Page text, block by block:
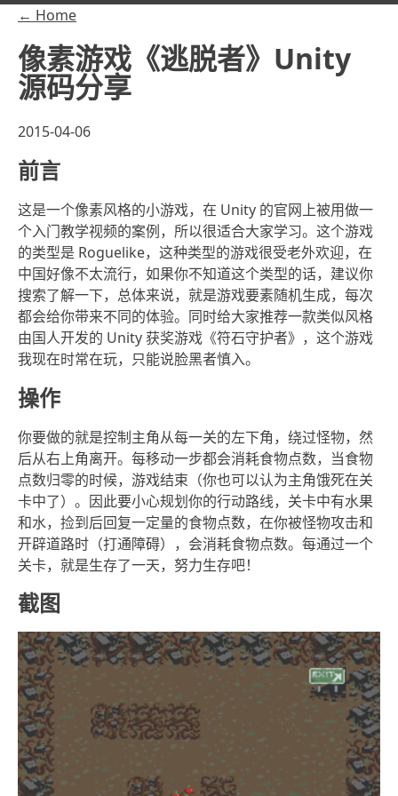
← Home
像素游戏《逃脱者》Unity
源码分享
2015-04-06
前言
这是一个像素风格的小游戏，在 Unity 的官网上被用做一
个入门教学视频的案例，所以很适合大家学习。这个游戏
的类型是 Roguelike，这种类型的游戏很受老外欢迎，在
中国好像不太流行，如果你不知道这个类型的话，建议你
搜索了解一下，总体来说，就是游戏要素随机生成，每次
都会给你带来不同的体验。同时给大家推荐一款类似风格
由国人开发的 Unity 获奖游戏《符石守护者》，这个游戏
我现在时常在玩，只能说脸黑者慎入。
操作
你要做的就是控制主角从每一关的左下角，绕过怪物，然
后从右上角离开。每移动一步都会消耗食物点数，当食物
点数归零的时候，游戏结束（你也可以认为主角饿死在关
卡中了）。因此要小心规划你的行动路线，关卡中有水果
和水，捡到后回复一定量的食物点数，在你被怪物攻击和
开辟道路时（打通障碍），会消耗食物点数。每通过一个
关卡，就是生存了一天，努力生存吧！
截图